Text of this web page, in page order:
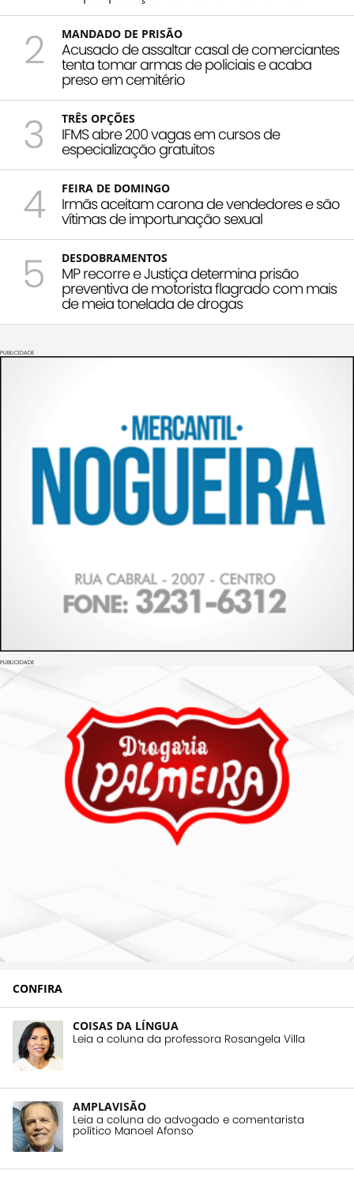
2 MANDADO DE PRISÃO
Acusado de assaltar casal de comerciantes
tenta tomar armas de policiais e acaba
preso em cemitério
3 TRÊS OPÇÕES
IFMS abre 200 vagas em cursos de
especialização gratuitos
4 FEIRA DE DOMINGO
Irmãs aceitam carona de vendedores e são
vítimas de importunação sexual
5 DESDOBRAMENTOS
MP recorre e Justiça determina prisão
preventiva de motorista flagrado com mais
de meia tonelada de drogas
PUBLICIDADE
PUBLICIDADE
CONFIRA
COISAS DA LÍNGUA
Leia a coluna da professora Rosangela Villa
AMPLAVISÃO
Leia a coluna do advogado e comentarista
político Manoel Afonso